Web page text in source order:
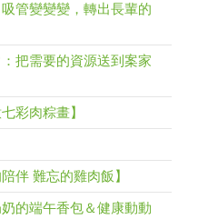
管變變變，轉出長輩的
把需要的資源送到案家
彩肉粽畫】
伴 難忘的雞肉飯】
的端午香包＆健康動動